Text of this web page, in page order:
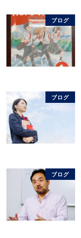
ブログ
ブログ
ブログ